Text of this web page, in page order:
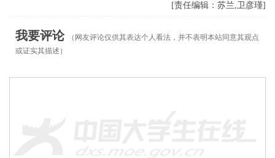
[责任编辑：苏兰,卫彦瑾]
我要评论
（网友评论仅供其表达个人看法，并不表明本站同意其观点
或证实其描述）